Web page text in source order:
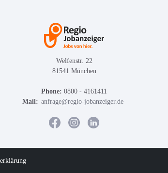
Welfenstr. 22
81541 München
Phone: 0800 - 4161411
Mail: anfrage@regio-jobanzeiger.de